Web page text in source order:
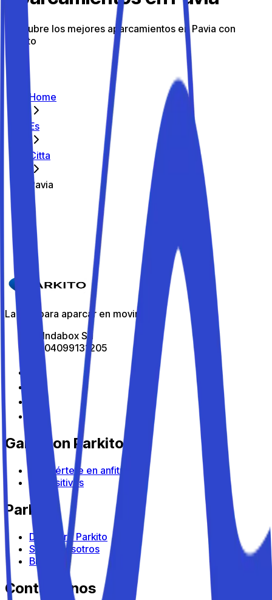
Descubre los mejores aparcamientos en Pavia con
Parkito
Home
Es
Citta
Pavia
Los mejores aparcamientos de Pavia
Parkito in Via San Paolo 12
Detalles
La app para aparcar en movimiento
All Indabox Srl
P.I: 04099131205
Gana con Parkito
Conviértete en anfitrión
Dispositivos
Parkito
Descubre Parkito
Sobre nosotros
Blog
Contáctanos